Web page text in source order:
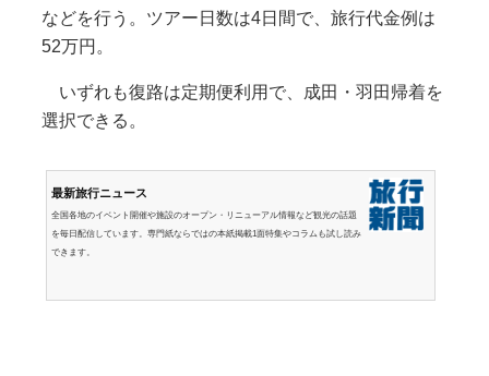
などを行う。ツアー日数は4日間で、旅行代金例は
52万円。
いずれも復路は定期便利用で、成田・羽田帰着を
選択できる。
最新旅行ニュース
全国各地のイベント開催や施設のオープン・リニューアル情報など観光の話題
を毎日配信しています。専門紙ならではの本紙掲載1面特集やコラムも試し読み
できます。